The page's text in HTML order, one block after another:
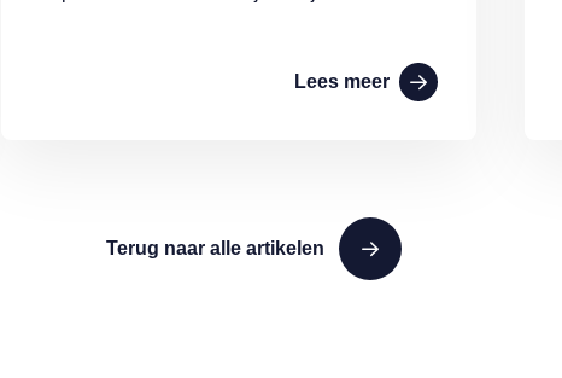
Lees meer
Terug naar alle artikelen